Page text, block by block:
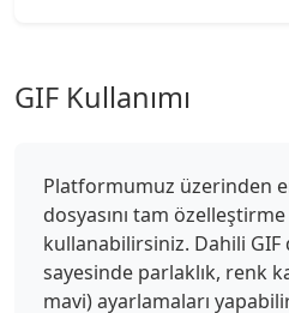
GIF Kullanımı
Platformumuz üzerinden
dosyasını tam
kullanabilirsiniz. Dahili GIF
sayesinde parlaklık, renk
mavi) ayarlamaları